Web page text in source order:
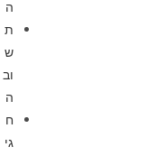
ה
ת
ש
וב
ה
ח
גי